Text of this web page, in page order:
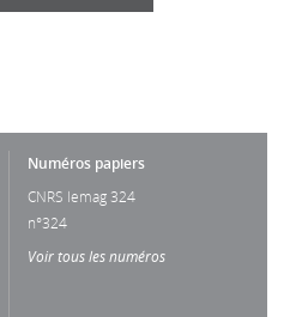
Numéros papiers
CNRS lemag 324
n°324
Voir tous les numéros